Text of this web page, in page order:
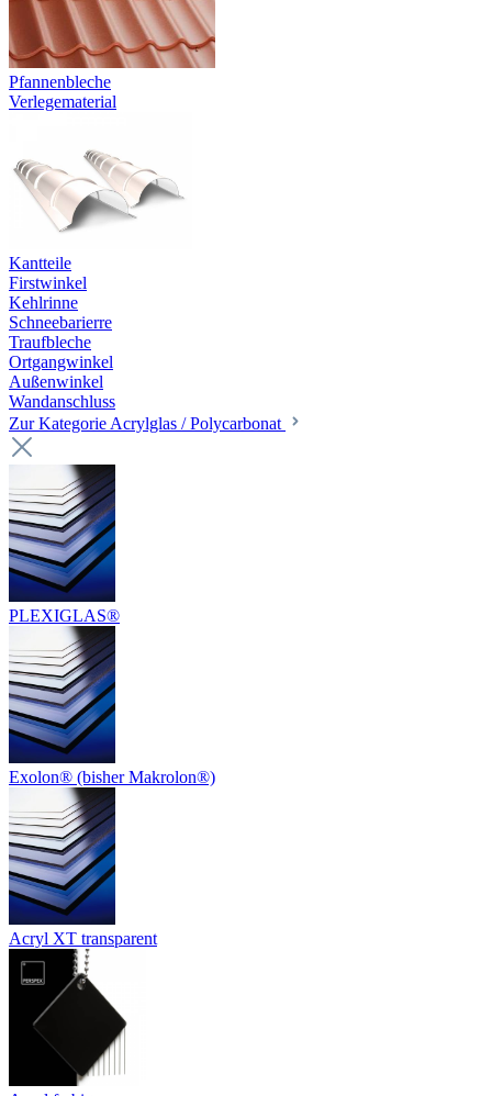
Pfannenbleche
Verlegematerial
Kantteile
Firstwinkel
Kehlrinne
Schneebarierre
Traufbleche
Ortgangwinkel
Außenwinkel
Wandanschluss
Zur Kategorie Acrylglas / Polycarbonat
PLEXIGLAS®
Exolon® (bisher Makrolon®)
Acryl XT transparent